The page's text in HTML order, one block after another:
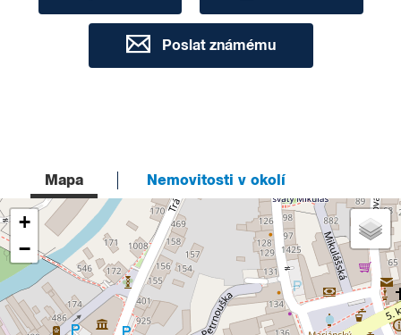
Poslat známému
Mapa Nemovitosti v okolí
+
−